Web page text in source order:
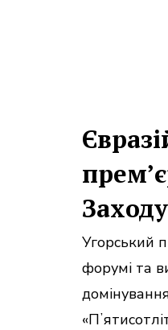
Заходу
Угорський
форумі та